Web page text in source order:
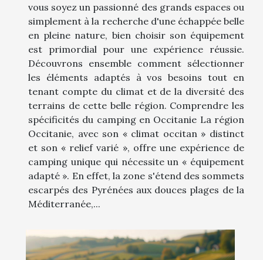
vous soyez un passionné des grands espaces ou
simplement à la recherche d'une échappée belle
en pleine nature, bien choisir son équipement
est primordial pour une expérience réussie.
Découvrons ensemble comment sélectionner
les éléments adaptés à vos besoins tout en
tenant compte du climat et de la diversité des
terrains de cette belle région. Comprendre les
spécificités du camping en Occitanie La région
Occitanie, avec son « climat occitan » distinct
et son « relief varié », offre une expérience de
camping unique qui nécessite un « équipement
adapté ». En effet, la zone s'étend des sommets
escarpés des Pyrénées aux douces plages de la
Méditerranée,...